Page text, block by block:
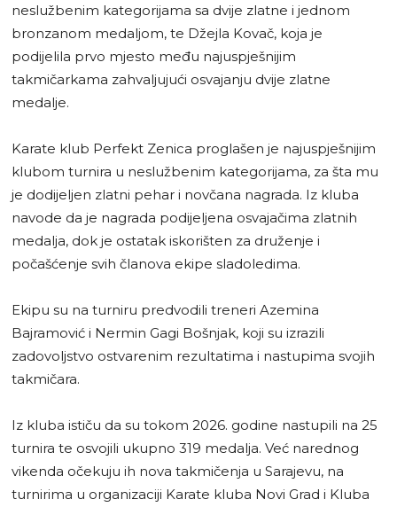
neslužbenim kategorijama sa dvije zlatne i jednom
bronzanom medaljom, te Džejla Kovač, koja je
podijelila prvo mjesto među najuspješnijim
takmičarkama zahvaljujući osvajanju dvije zlatne
medalje.
Karate klub Perfekt Zenica proglašen je najuspješnijim
klubom turnira u neslužbenim kategorijama, za šta mu
je dodijeljen zlatni pehar i novčana nagrada. Iz kluba
navode da je nagrada podijeljena osvajačima zlatnih
medalja, dok je ostatak iskorišten za druženje i
počašćenje svih članova ekipe sladoledima.
Ekipu su na turniru predvodili treneri Azemina
Bajramović i Nermin Gagi Bošnjak, koji su izrazili
zadovoljstvo ostvarenim rezultatima i nastupima svojih
takmičara.
Iz kluba ističu da su tokom 2026. godine nastupili na 25
turnira te osvojili ukupno 319 medalja. Već narednog
vikenda očekuju ih nova takmičenja u Sarajevu, na
turnirima u organizaciji Karate kluba Novi Grad i Kluba